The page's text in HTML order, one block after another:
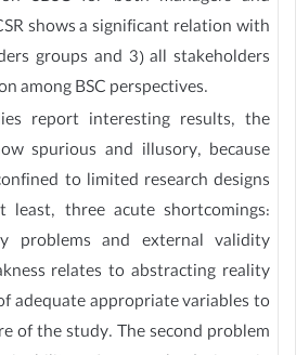
shows a significant relation with
groups and 3) all stakeholders
among BSC perspectives.
report interesting results, the
spurious and illusory, because
to limited research designs
three acute shortcomings:
problems and external validity
relates to abstracting reality
adequate appropriate variables to
of the study. The second problem